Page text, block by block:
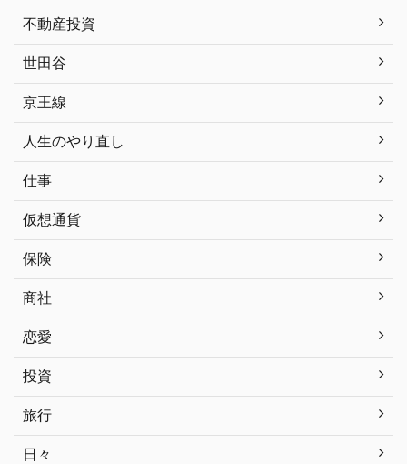
不動産投資
世田谷
京王線
人生のやり直し
仕事
仮想通貨
保険
商社
恋愛
投資
旅行
日々